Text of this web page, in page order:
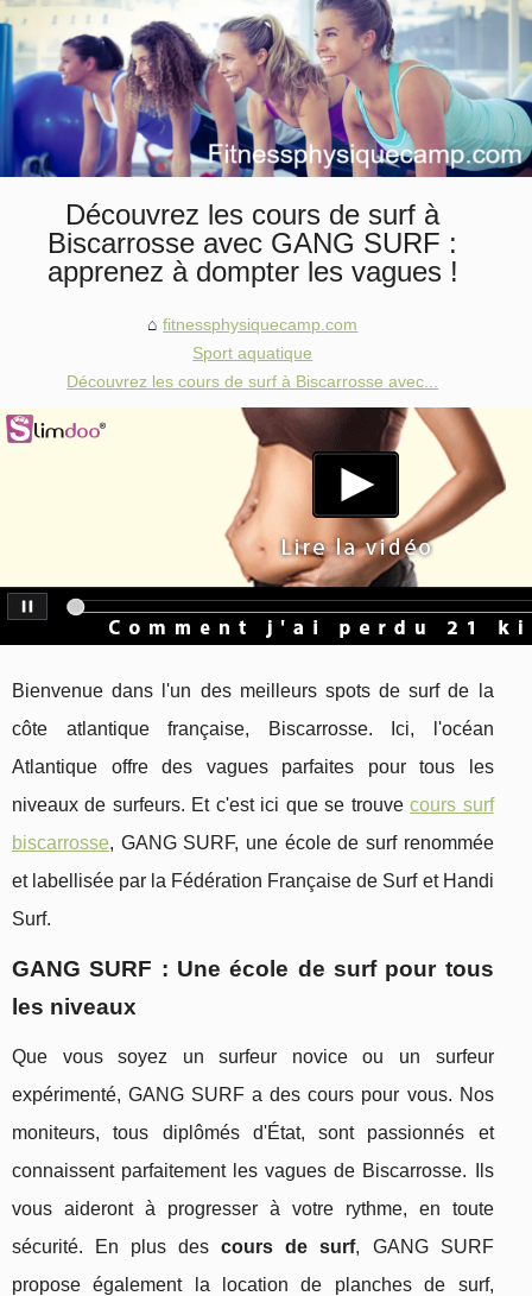
Découvrez les cours de surf à
Biscarrosse avec GANG SURF :
apprenez à dompter les vagues !
fitnessphysiquecamp.com
Sport aquatique
Découvrez les cours de surf à Biscarrosse avec...
Bienvenue dans l'un des meilleurs spots de surf de la
côte atlantique française, Biscarrosse. Ici, l'océan
Atlantique offre des vagues parfaites pour tous les
niveaux de surfeurs. Et c'est ici que se trouvecours surf
biscarrosse, GANG SURF, une école de surf renommée
et labellisée par la Fédération Française de Surf et Handi
Surf.
GANG SURF : Une école de surf pour tous
les niveaux
Que vous soyez un surfeur novice ou un surfeur
expérimenté, GANG SURF a des cours pour vous. Nos
moniteurs, tous diplômés d'État, sont passionnés et
connaissent parfaitement les vagues de Biscarrosse. Ils
vous aideront à progresser à votre rythme, en toute
sécurité. En plus descours de surf, GANG SURF
propose également la location de planches de surf,